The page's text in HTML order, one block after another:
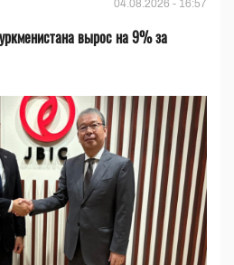
04.08.2026 - 16:57
вырос на 9% за